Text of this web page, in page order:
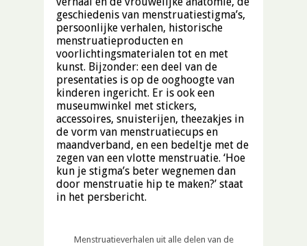
geschiedenis van menstruatiestigma’s,
persoonlijke verhalen, historische
menstruatieproducten en
voorlichtingsmaterialen tot en met
kunst. Bijzonder: een deel van de
presentaties is op de ooghoogte van
kinderen ingericht. Er is ook een
museumwinkel met stickers,
accessoires, snuisterijen, theezakjes in
de vorm van menstruatiecups en
maandverband, en een bedeltje met de
zegen van een vlotte menstruatie. ‘Hoe
kun je stigma’s beter wegnemen dan
door menstruatie hip te maken?’ staat
in het persbericht.
Menstruatieverhalen uit alle delen van de